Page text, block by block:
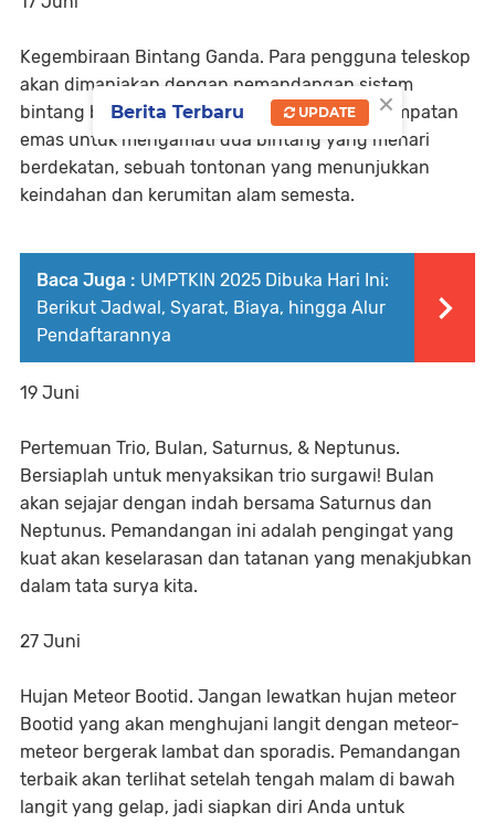
Kegembiraan Bintang Ganda. Para pengguna teleskop
akan dimanjakan dengan pemandangan sistem
bintang biner yang mencolok. Ini adalah kesempatan
emas untuk mengamati dua bintang yang menari
berdekatan, sebuah tontonan yang menunjukkan
keindahan dan kerumitan alam semesta.
Baca Juga : UMPTKIN 2025 Dibuka Hari Ini:
Berikut Jadwal, Syarat, Biaya, hingga Alur
Pendaftarannya
19 Juni
Pertemuan Trio, Bulan, Saturnus, & Neptunus.
Bersiaplah untuk menyaksikan trio surgawi! Bulan
akan sejajar dengan indah bersama Saturnus dan
Neptunus. Pemandangan ini adalah pengingat yang
kuat akan keselarasan dan tatanan yang menakjubkan
dalam tata surya kita.
27 Juni
Hujan Meteor Bootid. Jangan lewatkan hujan meteor
Bootid yang akan menghujani langit dengan meteor-
meteor bergerak lambat dan sporadis. Pemandangan
terbaik akan terlihat setelah tengah malam di bawah
langit yang gelap, jadi siapkan diri Anda untuk
×
Berita Terbaru UPDATE